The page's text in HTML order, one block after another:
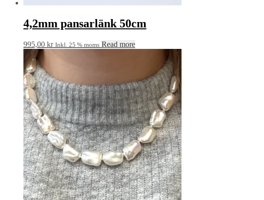
4,2mm pansarlänk 50cm
995,00 kr Inkl. 25 % moms Read more